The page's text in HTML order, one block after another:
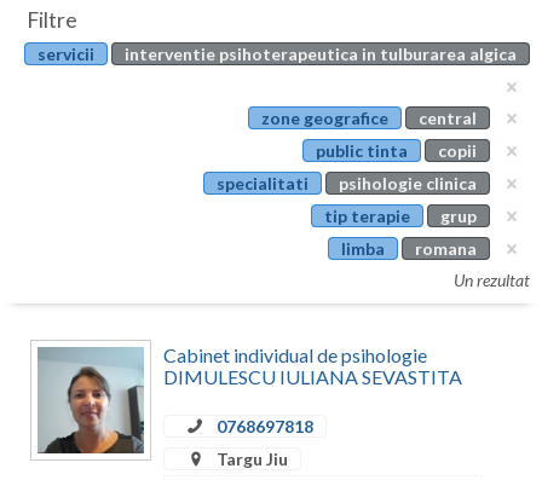
Botosani
Constanta
Articole
Evenimente
Filtre
servicii interventie psihoterapeutica in tulburarea algica
zone geografice
central
public tinta
copii
specialitati
psihologie clinica
tip terapie
grup
limba
romana
Un rezultat
Cabinet individual de psihologie
DIMULESCU IULIANA SEVASTITA
0768697818
Targu Jiu